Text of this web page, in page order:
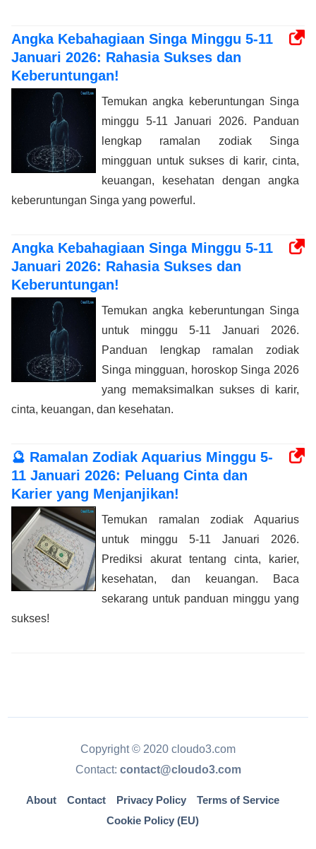
Angka Kebahagiaan Singa Minggu 5-11
Januari 2026: Rahasia Sukses dan
Keberuntungan!
Temukan angka keberuntungan Singa
minggu 5-11 Januari 2026. Panduan
lengkap ramalan zodiak Singa
mingguan untuk sukses di karir, cinta,
keuangan, kesehatan dengan angka
keberuntungan Singa yang powerful.
Angka Kebahagiaan Singa Minggu 5-11
Januari 2026: Rahasia Sukses dan
Keberuntungan!
Temukan angka keberuntungan Singa
untuk minggu 5-11 Januari 2026.
Panduan lengkap ramalan zodiak
Singa mingguan, horoskop Singa 2026
yang memaksimalkan sukses di karir,
cinta, keuangan, dan kesehatan.
🔮 Ramalan Zodiak Aquarius Minggu 5-
11 Januari 2026: Peluang Cinta dan
Karier yang Menjanjikan!
Temukan ramalan zodiak Aquarius
untuk minggu 5-11 Januari 2026.
Prediksi akurat tentang cinta, karier,
kesehatan, dan keuangan. Baca
sekarang untuk panduan minggu yang
sukses!
Copyright © 2020 cloudo3.com
Contact: contact@cloudo3.com
About Contact Privacy Policy
Terms of Service
Cookie Policy (EU)